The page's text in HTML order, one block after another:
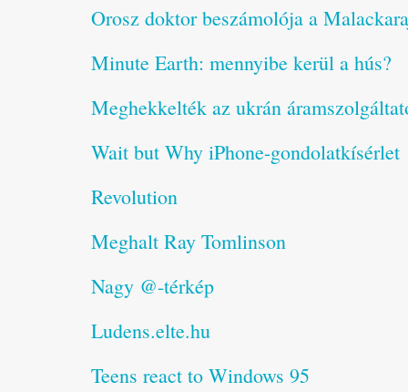
Orosz doktor beszámolója a
Minute Earth: mennyibe kerül a hús?
Meghekkelték az ukrán
Wait but Why iPhone-gondolatkísérlet
Revolution
Meghalt Ray Tomlinson
Nagy @-térkép
Ludens.elte.hu
Teens react to Windows 95